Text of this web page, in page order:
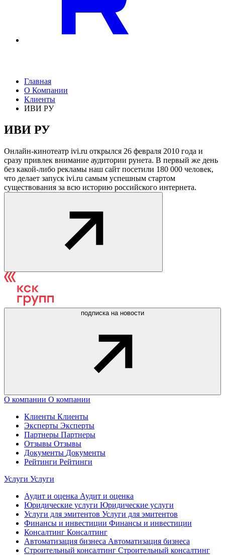
Главная
О Компании
Клиенты
ИВИ РУ
ИВИ РУ
Онлайн-кинотеатр ivi.ru открылся 26 февраля 2010 года и
сразу привлек внимание аудитории рунета. В первый же день
без какой-либо рекламы наш сайт посетили 180 000 человек,
что делает запуск ivi.ru самым успешным стартом
существования за всю историю российского интернета.
подписка на новости
О компании О компании
Клиенты Клиенты
Эксперты Эксперты
Партнеры Партнеры
Отзывы Отзывы
Документы Документы
Рейтинги Рейтинги
Услуги Услуги
Аудит и оценка Аудит и оценка
Юридические услуги Юридические услуги
Услуги для эмитентов Услуги для эмитентов
Финансы и инвестиции Финансы и инвестиции
Консалтинг Консалтинг
Автоматизация бизнеса Автоматизация бизнеса
Строительный консалтинг Строительный консалтинг